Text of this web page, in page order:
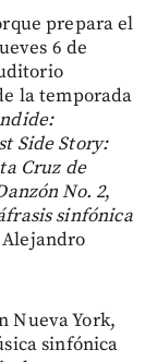
prepara el
6 de
la temporada
Side Story:
Cruz de
No. 2,
sinfónica
Nueva York,
sinfónica